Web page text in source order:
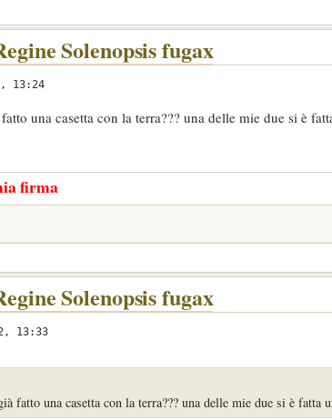
Solenopsis fugax
13:24
una casetta con la terra??? una delle mie due si è
firma
Solenopsis fugax
13:33
fatto una casetta con la terra??? una delle mie due si è fatta